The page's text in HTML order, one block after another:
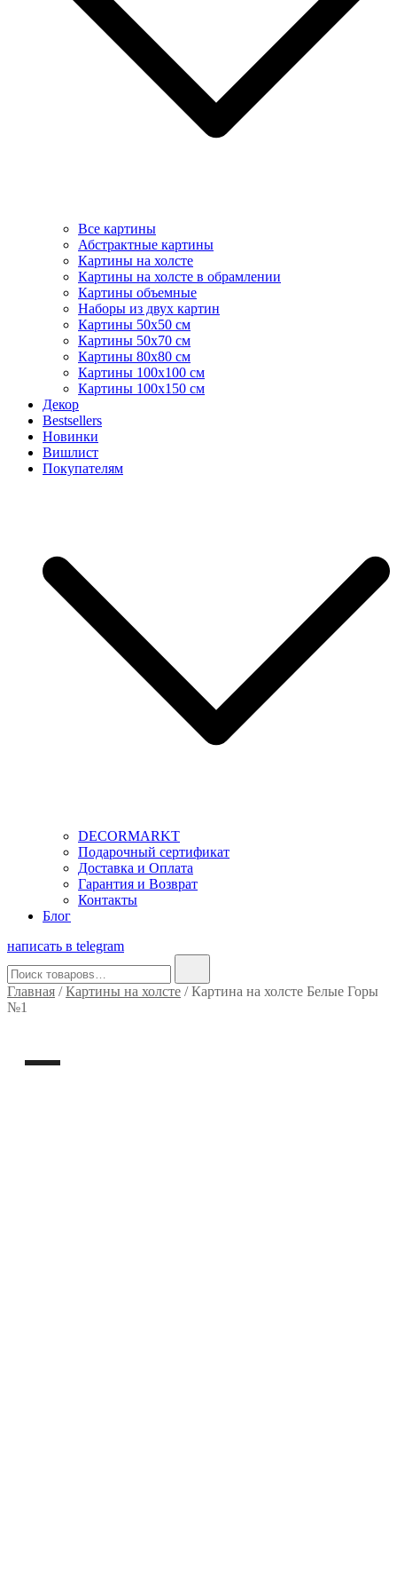
Все картины
Абстрактные картины
Картины на холсте
Картины на холсте в обрамлении
Картины объемные
Наборы из двух картин
Картины 50х50 см
Картины 50х70 см
Картины 80х80 см
Картины 100х100 см
Картины 100х150 см
Декор
Bestsellers
Новинки
Вишлист
Покупателям
DECORMARKT
Подарочный сертификат
Доставка и Оплата
Гарантия и Возврат
Контакты
Блог
написать в telegram
Главная /Картины на холсте / Картина на холсте Белые Горы
№1